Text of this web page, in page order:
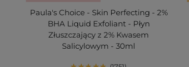
Paula's Choice - Skin Perfecting - 2%
BHA Liquid Exfoliant - Płyn
Złuszczający z 2% Kwasem
Salicylowym - 30ml